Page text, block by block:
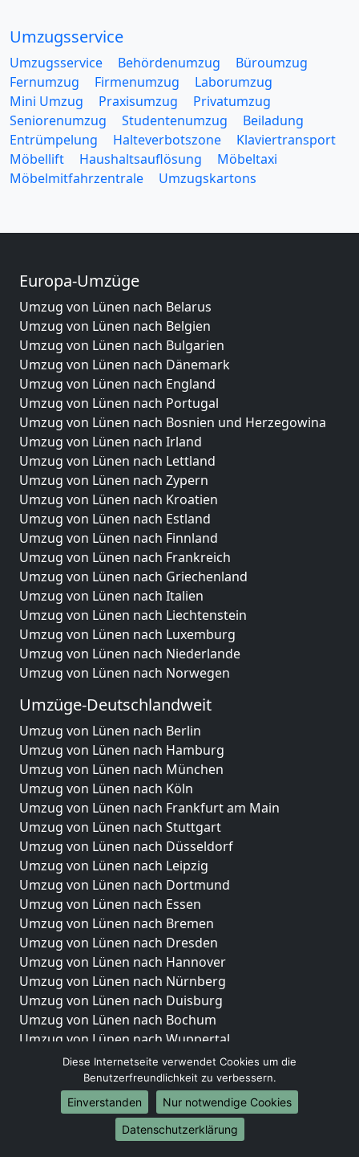
Umzugsservice
Umzugsservice Behördenumzug
Büroumzug
Fernumzug
Firmenumzug
Laborumzug
Mini Umzug
Praxisumzug
Privatumzug
Seniorenumzug
Studentenumzug
Beiladung
Entrümpelung
Halteverbotszone
Klaviertransport
Möbellift
Haushaltsauflösung
Möbeltaxi
Möbelmitfahrzentrale
Umzugskartons
Europa-Umzüge
Umzug von Lünen nach Belarus
Umzug von Lünen nach Belgien
Umzug von Lünen nach Bulgarien
Umzug von Lünen nach Dänemark
Umzug von Lünen nach England
Umzug von Lünen nach Portugal
Umzug von Lünen nach Bosnien und Herzegowina
Umzug von Lünen nach Irland
Umzug von Lünen nach Lettland
Umzug von Lünen nach Zypern
Umzug von Lünen nach Kroatien
Umzug von Lünen nach Estland
Umzug von Lünen nach Finnland
Umzug von Lünen nach Frankreich
Umzug von Lünen nach Griechenland
Umzug von Lünen nach Italien
Umzug von Lünen nach Liechtenstein
Umzug von Lünen nach Luxemburg
Umzug von Lünen nach Niederlande
Umzug von Lünen nach Norwegen
Umzüge-Deutschlandweit
Umzug von Lünen nach Berlin
Umzug von Lünen nach Hamburg
Umzug von Lünen nach München
Umzug von Lünen nach Köln
Umzug von Lünen nach Frankfurt am Main
Umzug von Lünen nach Stuttgart
Umzug von Lünen nach Düsseldorf
Umzug von Lünen nach Leipzig
Umzug von Lünen nach Dortmund
Umzug von Lünen nach Essen
Umzug von Lünen nach Bremen
Umzug von Lünen nach Dresden
Umzug von Lünen nach Hannover
Umzug von Lünen nach Nürnberg
Umzug von Lünen nach Duisburg
Umzug von Lünen nach Bochum
Umzug von Lünen nach Wuppertal
Umzug von Lünen nach Bielefeld
Umzug von Lünen nach Bonn
Umzug von Lünen nach Münster
Internationale-Umzüge
Diese Internetseite verwendet Cookies um die
Benutzerfreundlichkeit zu verbessern.
Einverstanden
Nur notwendige Cookies
Datenschutzerklärung